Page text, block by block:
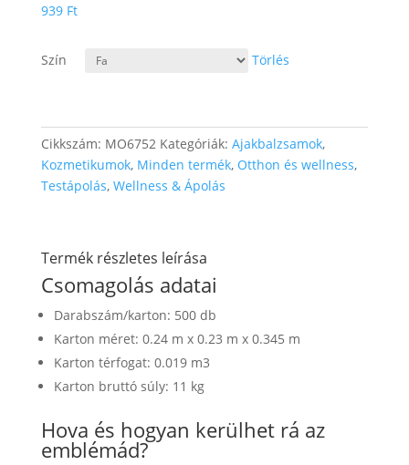
939 Ft
Szín Törlés
Cikkszám: MO6752 Kategóriák: Ajakbalzsamok,
Kozmetikumok, Minden termék, Otthon és wellness,
Testápolás, Wellness & Ápolás
Termék részletes leírása
Csomagolás adatai
Darabszám/karton: 500 db
Karton méret: 0.24 m x 0.23 m x 0.345 m
Karton térfogat: 0.019 m3
Karton bruttó súly: 11 kg
Hova és hogyan kerülhet rá az
emblémád?